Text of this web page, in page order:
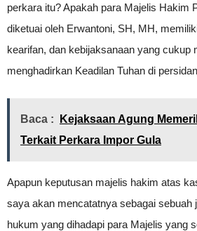
perkara itu? Apakah para Majelis Hakim
diketuai oleh Erwantoni, SH, MH,
kearifan, dan kebijaksanaan yang cukup
menghadirkan Keadilan Tuhan di
Baca :
Kejaksaan Agung
Terkait Perkara Impor Gula
Apapun keputusan majelis hakim atas
saya akan mencatatnya sebagai sebuah
hukum yang dihadapi para Majelis yang